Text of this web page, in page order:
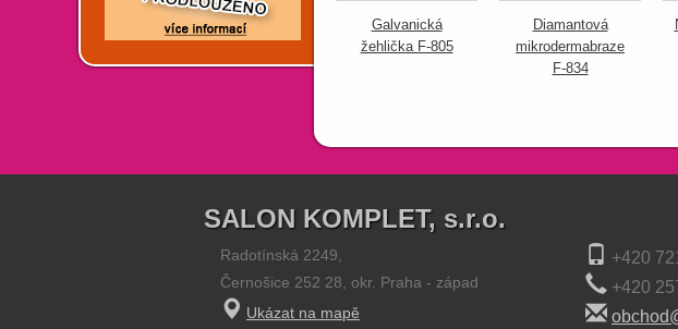
Galvanická
žehlička F-805
Diamantová
mikrodermabraze
F-834
SALON KOMPLET, s.r.o.
Radotínská 2249,
Černošice 252 28, okr. Praha - západ
Ukázat na mapě
+420
+420